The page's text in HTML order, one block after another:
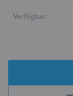
Verfügbar: